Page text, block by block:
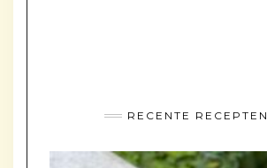
RECENTE RECEPTEN